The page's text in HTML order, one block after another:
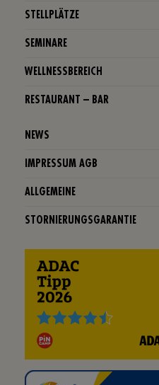
STELLPLÄTZE
SEMINARE
WELLNESSBEREICH
RESTAURANT – BAR
NEWS
IMPRESSUM AGB
ALLGEMEINE
STORNIERUNGSGARANTIE